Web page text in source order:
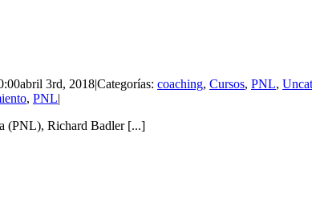
abril 3rd, 2018|Categorías: coaching, Cursos, PNL,
, PNL|
(PNL), Richard Badler [...]